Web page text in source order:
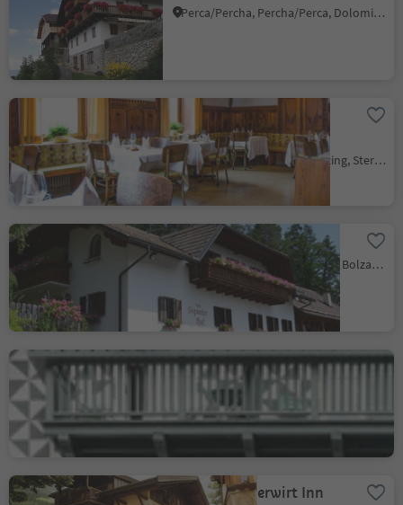
Perca/Percha, Percha/Perca, Dolomites Region Kronplatz/Plan de Corones
Hotel Restaurant
Schaurhof
Novale/Ried - Vipiteno/Sterzing, Sterzing/Vipiteno, Sterzing/Vipiteno and environs
Albergo Signaterhof
Signato/Signat, Ritten/Renon, Bolzano/Bozen and environs
Ristorante Drumlerstuben
nel hotel Drumlerhof
Campo Tures/Sand in Taufers, Sand in Taufers/Campo Tures, Ahrntal/Valle Aurina
Lamm - Mitterwirt Inn